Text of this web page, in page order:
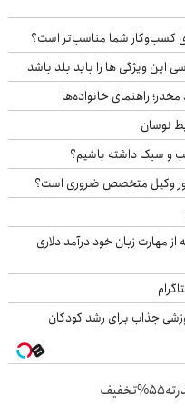
کسب‌وکار شما مناسب‌تر است؟
این ویژگی ها را باید بلد باشد
نوسان
و سبک داشته باشیم؟
وکیل متخصص ضروری است؟
مهارت زبان خود درآمد دلاری
جذاب برای رشد کودکان